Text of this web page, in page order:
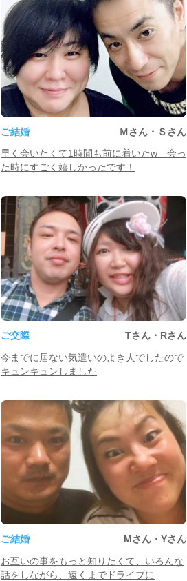
ご結婚
Ｍさん・Ｓさん
早く会いたくて1時間も前に着いたw 会っ
た時にすごく嬉しかったです！
ご交際
Tさん・Rさん
今までに居ない気遣いのよき人でしたので
キュンキュンしました
ご結婚
Mさん・Yさん
お互いの事をもっと知りたくて、いろんな
話をしながら、遠くまでドライブに